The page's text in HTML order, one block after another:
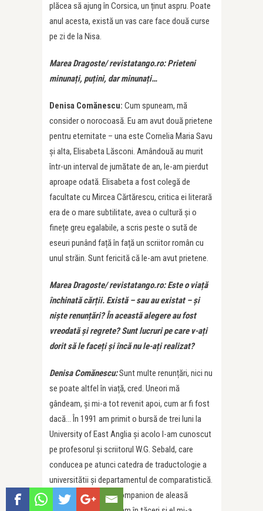
plăcea să ajung în Corsica, un ținut aspru. Poate
anul acesta, există un vas care face două curse
pe zi de la Nisa.
Marea Dragoste/ revistatango.ro: Prieteni
minunați, puțini, dar minunați…
Denisa Comănescu: Cum spuneam, mă
consider o norocoasă. Eu am avut două prietene
pentru eternitate – una este Cornelia Maria Savu
și alta, Elisabeta Lăsconi. Amândouă au murit
într-un interval de jumătate de an, le-am pierdut
aproape odată. Elisabeta a fost colegă de
facultate cu Mircea Cărtărescu, critica ei literară
era de o mare subtilitate, avea o cultură și o
finețe greu egalabile, a scris peste o sută de
eseuri punând față în față un scriitor român cu
unul străin. Sunt fericită că le-am avut prietene.
Marea Dragoste/ revistatango.ro:Este o viață
închinată cărții. Există – sau au existat – și
niște renunțări? În această alegere au fost
vreodată și regrete? Sunt lucruri pe care v-ați
dorit să le faceți și încă nu le-ați realizat?
Denisa Comănescu:Sunt multe renunțări, nici nu
se poate altfel în viață, cred. Uneori mă
gândeam, și mi-a tot revenit apoi, cum ar fi fost
dacă… În 1991 am primit o bursă de trei luni la
University of East Anglia și acolo l-am cunoscut
pe profesorul și scriitorul W.G. Sebald, care
conducea pe atunci catedra de traductologie a
universitătii și departamentul de comparatistică.
Un mare scriitor, un companion de aleasă